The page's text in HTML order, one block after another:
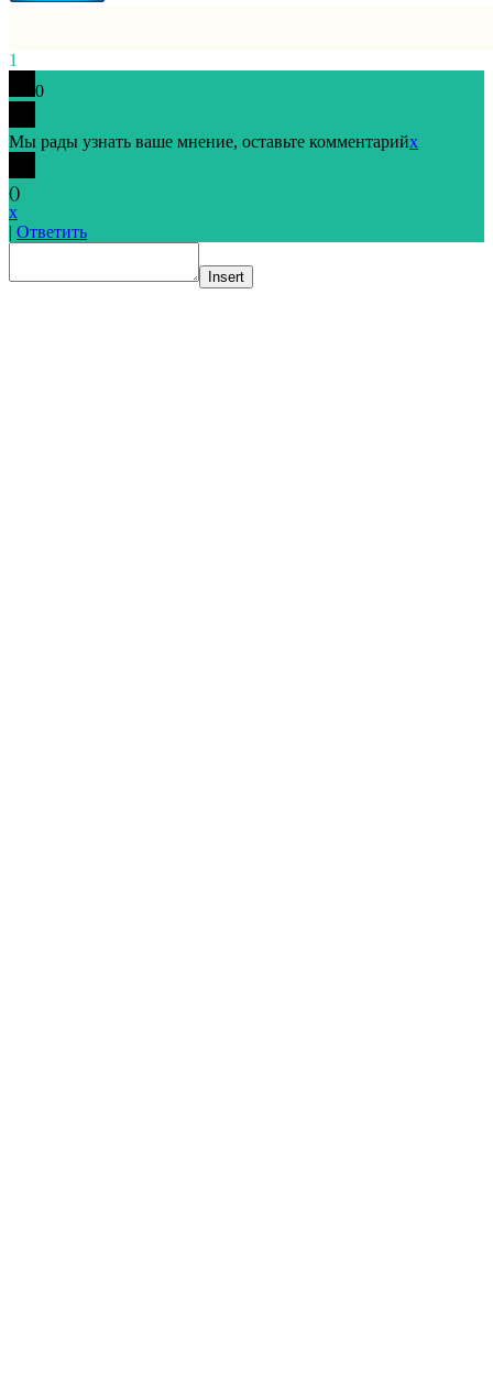
1
0
Мы рады узнать ваше мнение, оставьте комментарийx
()
x
| Ответить
Insert